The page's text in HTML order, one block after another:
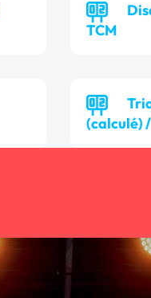
TCM
(calculé)